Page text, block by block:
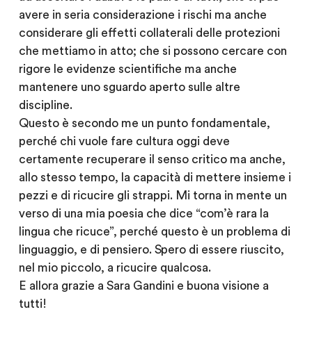
avere in seria considerazione i rischi ma anche
considerare gli effetti collaterali delle protezioni
che mettiamo in atto; che si possono cercare con
rigore le evidenze scientifiche ma anche
mantenere uno sguardo aperto sulle altre
discipline.
Questo è secondo me un punto fondamentale,
perché chi vuole fare cultura oggi deve
certamente recuperare il senso critico ma anche,
allo stesso tempo, la capacità di mettere insieme i
pezzi e di ricucire gli strappi. Mi torna in mente un
verso di una mia poesia che dice “com’è rara la
lingua che ricuce”, perché questo è un problema di
linguaggio, e di pensiero. Spero di essere riuscito,
nel mio piccolo, a ricucire qualcosa.
E allora grazie a Sara Gandini e buona visione a
tutti!